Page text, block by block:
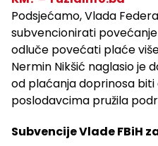
Podsjećamo, Vlada
subvencionirati
odluče povećati plaće
Nermin Nikšić naglasio je
od plaćanja doprinosa biti
poslodavcima pružila
Subvencije Vlade FBiH